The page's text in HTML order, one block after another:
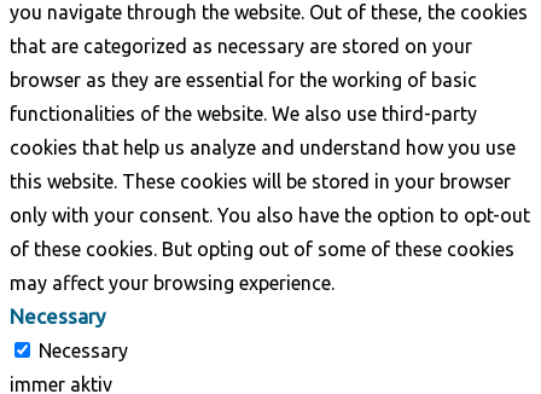
you navigate through the website. Out of these, the cookies
that are categorized as necessary are stored on your
browser as they are essential for the working of basic
functionalities of the website. We also use third-party
cookies that help us analyze and understand how you use
this website. These cookies will be stored in your browser
only with your consent. You also have the option to opt-out
of these cookies. But opting out of some of these cookies
may affect your browsing experience.
Necessary
Necessary
immer aktiv